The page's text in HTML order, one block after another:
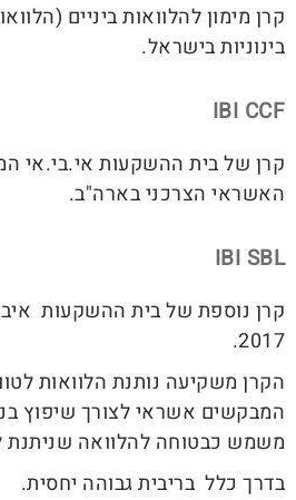
קרן מימון להלוואות ביניים
בינוניות בישראל.
IBI CCF
קרן של בית ההשקעות אי.בי.אי
האשראי הצרכני בארה"ב.
IBI SBL
קרן נוספת של בית ההשקעות
2017.
הקרן משקיעה נותנת הלוואות
המבקשים אשראי לצורך שיפוץ
משמש כבטוחה להלוואה שניתנת
בדרך כלל בריבית גבוהה יחסית.